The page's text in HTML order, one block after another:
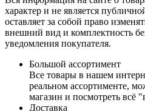
характер и не является
оставляет за собой право
внешний вид и комплектность
уведомления покупателя.
Большой ассортимент
Все товары в нашем
реальном ассортименте,
магазин и посмотреть всё
Доставка